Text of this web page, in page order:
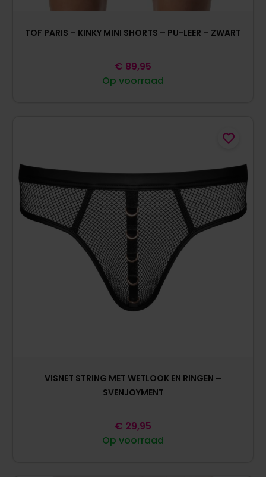
TOF PARIS – KINKY MINI SHORTS – PU-LEER – ZWART
Op voorraad
€ 89,95
VISNET STRING MET WETLOOK EN RINGEN –
SVENJOYMENT
Op voorraad
€ 29,95